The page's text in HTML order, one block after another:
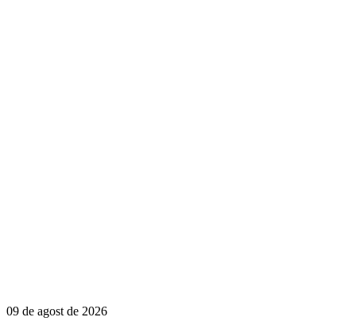
09 de agost de 2026